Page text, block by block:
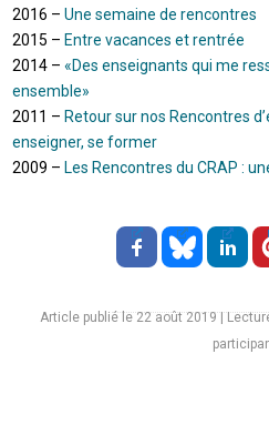
2016 –Une semaine de rencontres
2015 – Entre vacances et rentrée
2014 –«Des enseignants qui me
ensemble»
2011 – Retour sur nos Rencontres
enseigner, se former
2009 – Les Rencontres du CRAP :
Article publié le 22 août 2019|